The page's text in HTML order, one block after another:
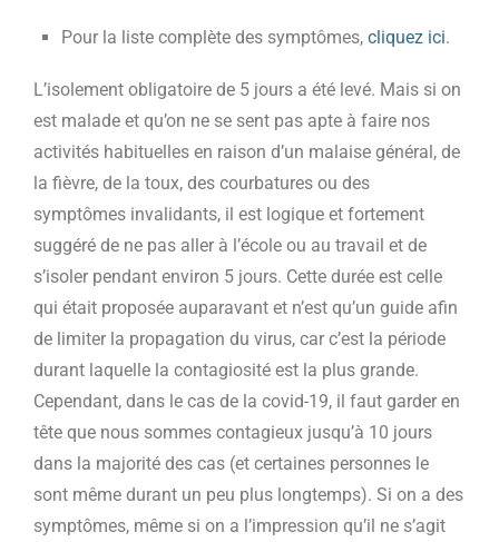
Pour la liste complète des symptômes, cliquez ici.
L’isolement obligatoire de 5 jours a été levé. Mais si on
est malade et qu’on ne se sent pas apte à faire nos
activités habituelles en raison d’un malaise général, de
la fièvre, de la toux, des courbatures ou des
symptômes invalidants, il est logique et fortement
suggéré de ne pas aller à l’école ou au travail et de
s’isoler pendant environ 5 jours. Cette durée est celle
qui était proposée auparavant et n’est qu’un guide afin
de limiter la propagation du virus, car c’est la période
durant laquelle la contagiosité est la plus grande.
Cependant, dans le cas de la covid-19, il faut garder en
tête que nous sommes contagieux jusqu’à 10 jours
dans la majorité des cas (et certaines personnes le
sont même durant un peu plus longtemps). Si on a des
symptômes, même si on a l’impression qu’il ne s’agit